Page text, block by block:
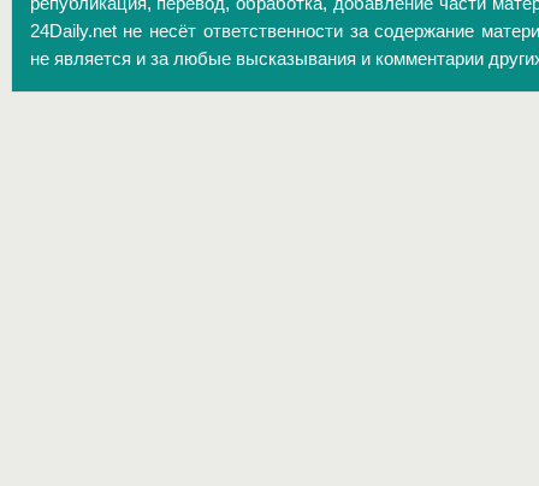
24Daily.net не несёт ответственности за содержание
не является и за любые высказывания и комментарии